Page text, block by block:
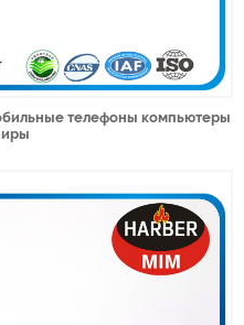
телефоны компьютеры